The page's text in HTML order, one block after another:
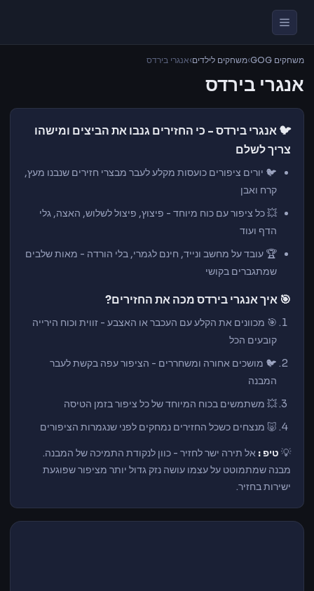
משחקים GOG ›משחקים לילדים›אנגרי בירדס
אנגרי בירדס
🐦 אנגרי בירדס - כי החזירים גנבו את הביצים ומישהו
צריך לשלם
🐦 יורים ציפורים כועסות מקלע לעבר מבצרי חזירים שנבנו מעץ,
קרח ואבן
💥 כל ציפור עם כוח מיוחד - פיצוץ, פיצול לשלוש, האצה, גלי
הדף ועוד
🏆 עובד על מחשב ונייד, חינם לגמרי, בלי הורדה - מאות שלבים
שמתגברים בקושי
🎯 איך אנגרי בירדס מכה את החזירים?
🎯 מכוונים את הקלע עם העכבר או האצבע - זווית וכוח הירייה
קובעים הכל
🐦 מושכים אחורה ומשחררים - הציפור עפה בקשת לעבר
המבנה
💥 משתמשים בכוח המיוחד של כל ציפור בזמן הטיסה
🐷 מנצחים כשכל החזירים נמחקים לפני שנגמרות הציפורים
💡 טיפ : אל תירה ישר לחזיר - כוון לנקודת התמיכה של המבנה.
מבנה שמתמוטט על עצמו עושה נזק גדול יותר מציפור שפוגעת
ישירות בחזיר.